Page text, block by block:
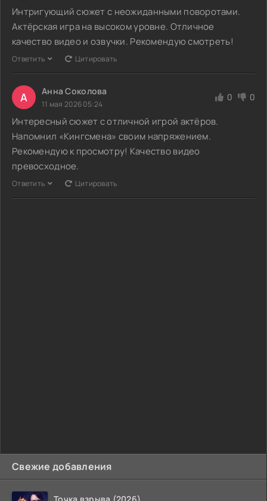
Свежие добавления
Интригующий сюжет с неожиданными поворотами.
Актёрская игра на высоком уровне. Отличное
качество видео и озвучки. Рекомендую смотреть!
Ответить Цитировать
А Анна Соколова
11 мая 2026 05:24
0 0
Интересный сюжет с отличной игрой актёров.
Напомнил «Кингсмена» своим напряжением.
Рекомендую к просмотру! Качество видео
превосходное.
Ответить Цитировать